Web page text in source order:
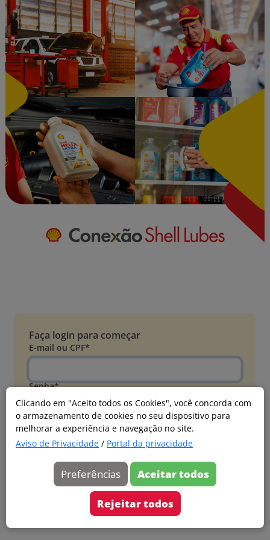
Clicando em "Aceito todos os Cookies", você concorda com
o armazenamento de cookies no seu dispositivo para
melhorar a experiência e navegação no site.
Aviso de Privacidade / Portal da privacidade
Preferências Aceitar todos
Rejeitar todos
Faça login para começar
E-mail ou CPF*
Senha*
Esqueci minha senha
Entrar
Acessar com Microsoft
Ainda não faz parte?
Cadastre-se
Versão 20260805.7